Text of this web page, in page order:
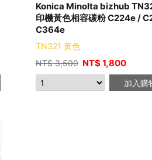
Konica Minolta bizhub
印機黃色相容碳粉 C224e /
C364e
TN321 黃色
NT$3,500 NT$1,800
加入購